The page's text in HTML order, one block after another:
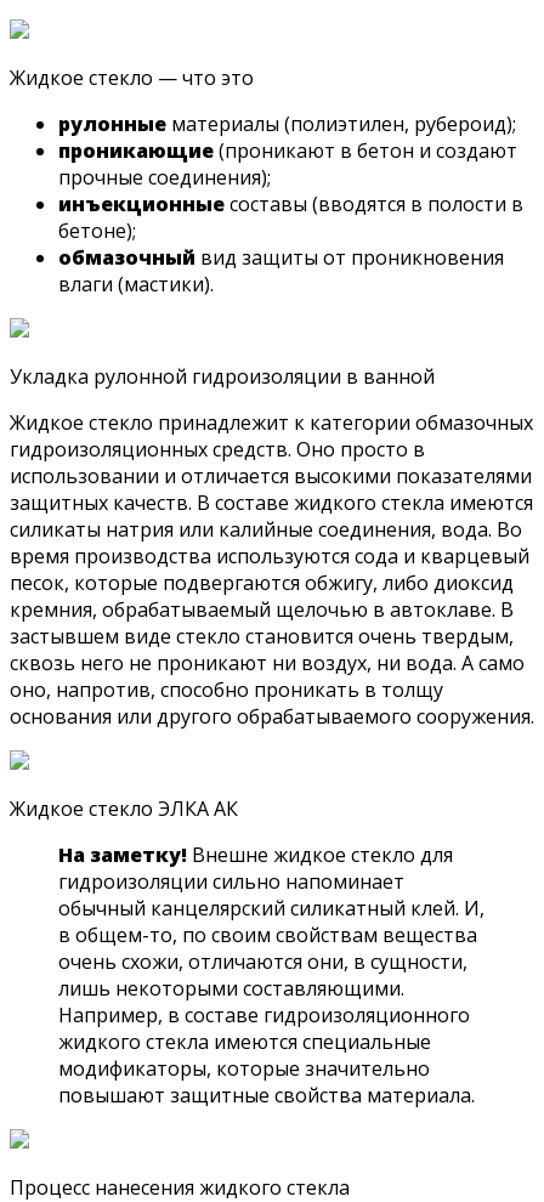
Жидкое стекло — что это
рулонные материалы (полиэтилен, рубероид);
проникающие(проникают в бетон и создают
прочные соединения);
инъекционныесоставы (вводятся в полости в
бетоне);
обмазочный вид защиты от проникновения
влаги (мастики).
Укладка рулонной гидроизоляции в ванной
Жидкое стекло принадлежит к категории обмазочных
гидроизоляционных средств. Оно просто в
использовании и отличается высокими показателями
защитных качеств. В составе жидкого стекла имеются
силикаты натрия или калийные соединения, вода. Во
время производства используются сода и кварцевый
песок, которые подвергаются обжигу, либо диоксид
кремния, обрабатываемый щелочью в автоклаве. В
застывшем виде стекло становится очень твердым,
сквозь него не проникают ни воздух, ни вода. А само
оно, напротив, способно проникать в толщу
основания или другого обрабатываемого сооружения.
Жидкое стекло ЭЛКА АК
На заметку! Внешне жидкое стекло для
гидроизоляции сильно напоминает
обычный канцелярский силикатный клей. И,
в общем-то, по своим свойствам вещества
очень схожи, отличаются они, в сущности,
лишь некоторыми составляющими.
Например, в составе гидроизоляционного
жидкого стекла имеются специальные
модификаторы, которые значительно
повышают защитные свойства материала.
Процесс нанесения жидкого стекла